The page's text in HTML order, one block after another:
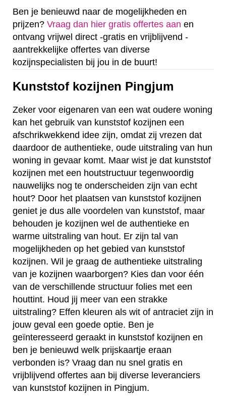
Ben je benieuwd naar de mogelijkheden en
prijzen? Vraag dan hier gratis offertes aan en
ontvang vrijwel direct -gratis en vrijblijvend -
aantrekkelijke offertes van diverse
kozijnspecialisten bij jou in de buurt!
Kunststof kozijnen Pingjum
Zeker voor eigenaren van een wat oudere woning
kan het gebruik van kunststof kozijnen een
afschrikwekkend idee zijn, omdat zij vrezen dat
daardoor de authentieke, oude uitstraling van hun
woning in gevaar komt. Maar wist je dat kunststof
kozijnen met een houtstructuur tegenwoordig
nauwelijks nog te onderscheiden zijn van echt
hout? Door het plaatsen van kunststof kozijnen
geniet je dus alle voordelen van kunststof, maar
behouden je kozijnen wel de authentieke en
warme uitstraling van hout. Er zijn tal van
mogelijkheden op het gebied van kunststof
kozijnen. Wil je graag de authentieke uitstraling
van je kozijnen waarborgen? Kies dan voor één
van de verschillende structuur folies met een
houttint. Houd jij meer van een strakke
uitstraling? Effen kleuren als wit of antraciet zijn in
jouw geval een goede optie. Ben je
geïnteresseerd geraakt in kunststof kozijnen en
ben je benieuwd welk prijskaartje eraan
verbonden is? Vraag dan nu snel gratis en
vrijblijvend offertes aan bij diverse leveranciers
van kunststof kozijnen in Pingjum.